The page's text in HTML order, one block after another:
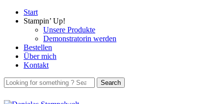
Start
Stampin’ Up!
Unsere Produkte
Demonstratorin werden
Bestellen
Über mich
Kontakt